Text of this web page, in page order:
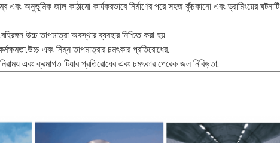
এবং অনুভূমিক জাল কাঠামো কার্যকরভাবে নির্মাণের পরে সহজ কুঁচকানো এবং ড্রামিংয়ের ঘটনাটি
উচ্চ তাপমাত্রা অবস্থার ব্যবহার নিশ্চিত করা হয়.
এবং নিম্ন তাপমাত্রার চমৎকার প্রতিরোধের.
এবং ক্রমাগত টিয়ার প্রতিরোধের এবং চমৎকার পেরেক জল নিবিড়তা.